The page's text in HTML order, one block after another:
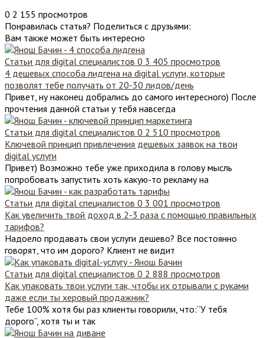
0 2 155 просмотров
Понравилась статья? Поделиться с друзьями:
Вам также может быть интересно
Статьи для digital специалистов 0 3 405 просмотров
4 дешевых способа лидгена на digital услуги, которые
позволят тебе получать от 20-30 лидов/день
Привет, ну наконец добрались до самого интересного) После
прочтения данной статьи у тебя навсегда
Статьи для digital специалистов 0 2 510 просмотров
Ключевой принцип привлечения дешевых заявок на твои
digital услуги
Привет) Возможно тебе уже приходила в голову мысль
попробовать запустить хоть какую-то рекламу на
Статьи для digital специалистов 0 3 001 просмотров
Как увеличить твой доход в 2-3 раза с помощью правильных
тарифов?
Надоело продавать свои услуги дешево? Все постоянно
говорят, что им дорого? Клиент не видит
Статьи для digital специалистов 0 2 888 просмотров
Как упаковать твои услуги так, чтобы их отрывали с руками
даже если ты херовый продажник?
Тебе 100% хотя бы раз клиенты говорили, что:“У тебя
дорого”, хотя ты и так